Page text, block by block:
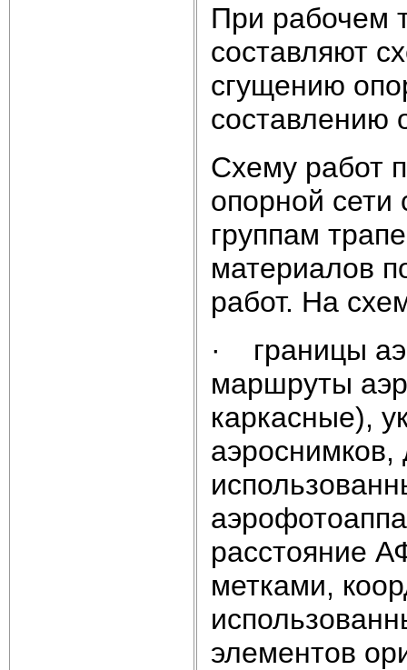
При рабочем
составляют
сгущению
составлению
Схему работ
опорной сети
группам
материалов
работ. На
· границы
маршруты
каркасные),
расстояние
метками,
элементов